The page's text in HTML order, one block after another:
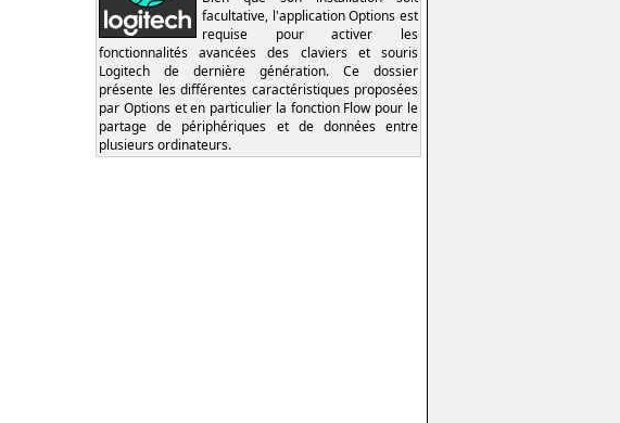
facultative, l'application Options est
requise pour activer les
fonctionnalités avancées des claviers et souris
Logitech de dernière génération. Ce dossier
présente les différentes caractéristiques proposées
par Options et en particulier la fonction Flow pour le
partage de périphériques et de données entre
plusieurs ordinateurs.